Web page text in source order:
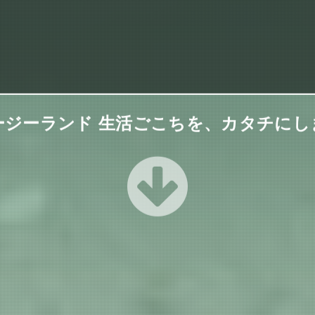
ジーランド 生活ごこちを、カタチにし